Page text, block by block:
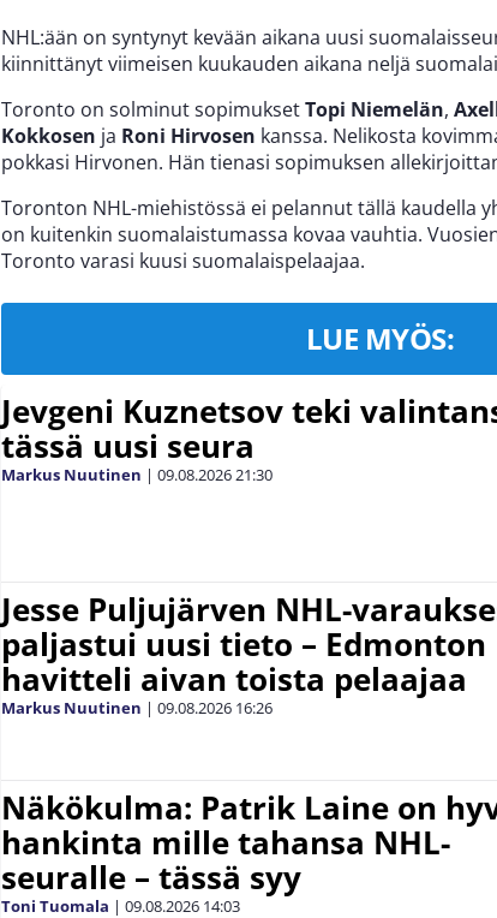
NHL:ään on syntynyt kevään aikana uusi
kiinnittänyt viimeisen kuukauden aikana neljä
Toronto on solminut sopimuksetTopi Niemelän,
Kokkosen ja Roni Hirvosen kanssa. Nelikosta
pokkasi Hirvonen. Hän tienasi sopimuksen
Toronton NHL-miehistössä ei pelannut tällä kaudella
on kuitenkin suomalaistumassa kovaa vauhtia.
Toronto varasi kuusi suomalaispelaajaa.
LUE MYÖS:
Jevgeni Kuznetsov teki
tässä uusi seura
Markus Nuutinen | 09.08.202621:30
Jesse Puljujärven NHL-
paljastui uusi tieto – Edmonton
havitteli aivan toista pelaajaa
Markus Nuutinen | 09.08.2026 16:26
Näkökulma: Patrik Laine on
hankinta mille tahansa NHL-
seuralle – tässä syy
Toni Tuomala | 09.08.2026 14:03